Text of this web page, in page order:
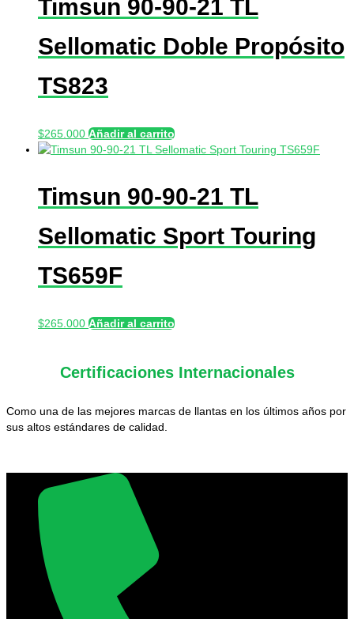
Timsun 90-90-21 TL
Sellomatic Doble Propósito
TS823
$265.000 Añadir al carrito
Timsun 90-90-21 TL
Sellomatic Sport Touring
TS659F
$265.000 Añadir al carrito
Certificaciones Internacionales
Como una de las mejores marcas de llantas en los últimos años por
sus altos estándares de calidad.